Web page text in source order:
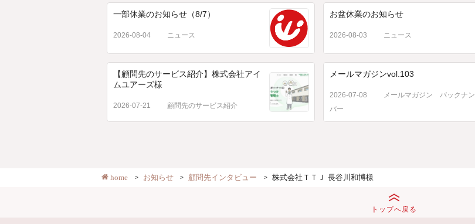
一部休業のお知らせ（8/7）
2026-08-04 ニュース
お盆休業のお知らせ
2026-08-03 ニュース
【顧問先のサービス紹介】株式会社アイ
ムユアーズ様
2026-07-21 顧問先のサービス紹介
メールマガジンvol.103
2026-07-08
メールマガジン バックナン
バー
home お知らせ 顧問先インタビュー 株式会社ＴＴＪ 長谷川和博様
トップへ戻る